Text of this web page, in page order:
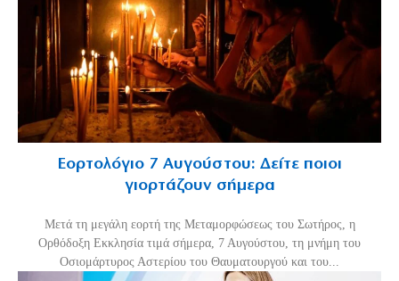
Εορτολόγιο 7 Αυγούστου: Δείτε ποιοι
γιορτάζουν σήμερα
Μετά τη μεγάλη εορτή της Μεταμορφώσεως του Σωτήρος, η
Ορθόδοξη Εκκλησία τιμά σήμερα, 7 Αυγούστου, τη μνήμη του
Οσιομάρτυρος Αστερίου του Θαυματουργού και του...